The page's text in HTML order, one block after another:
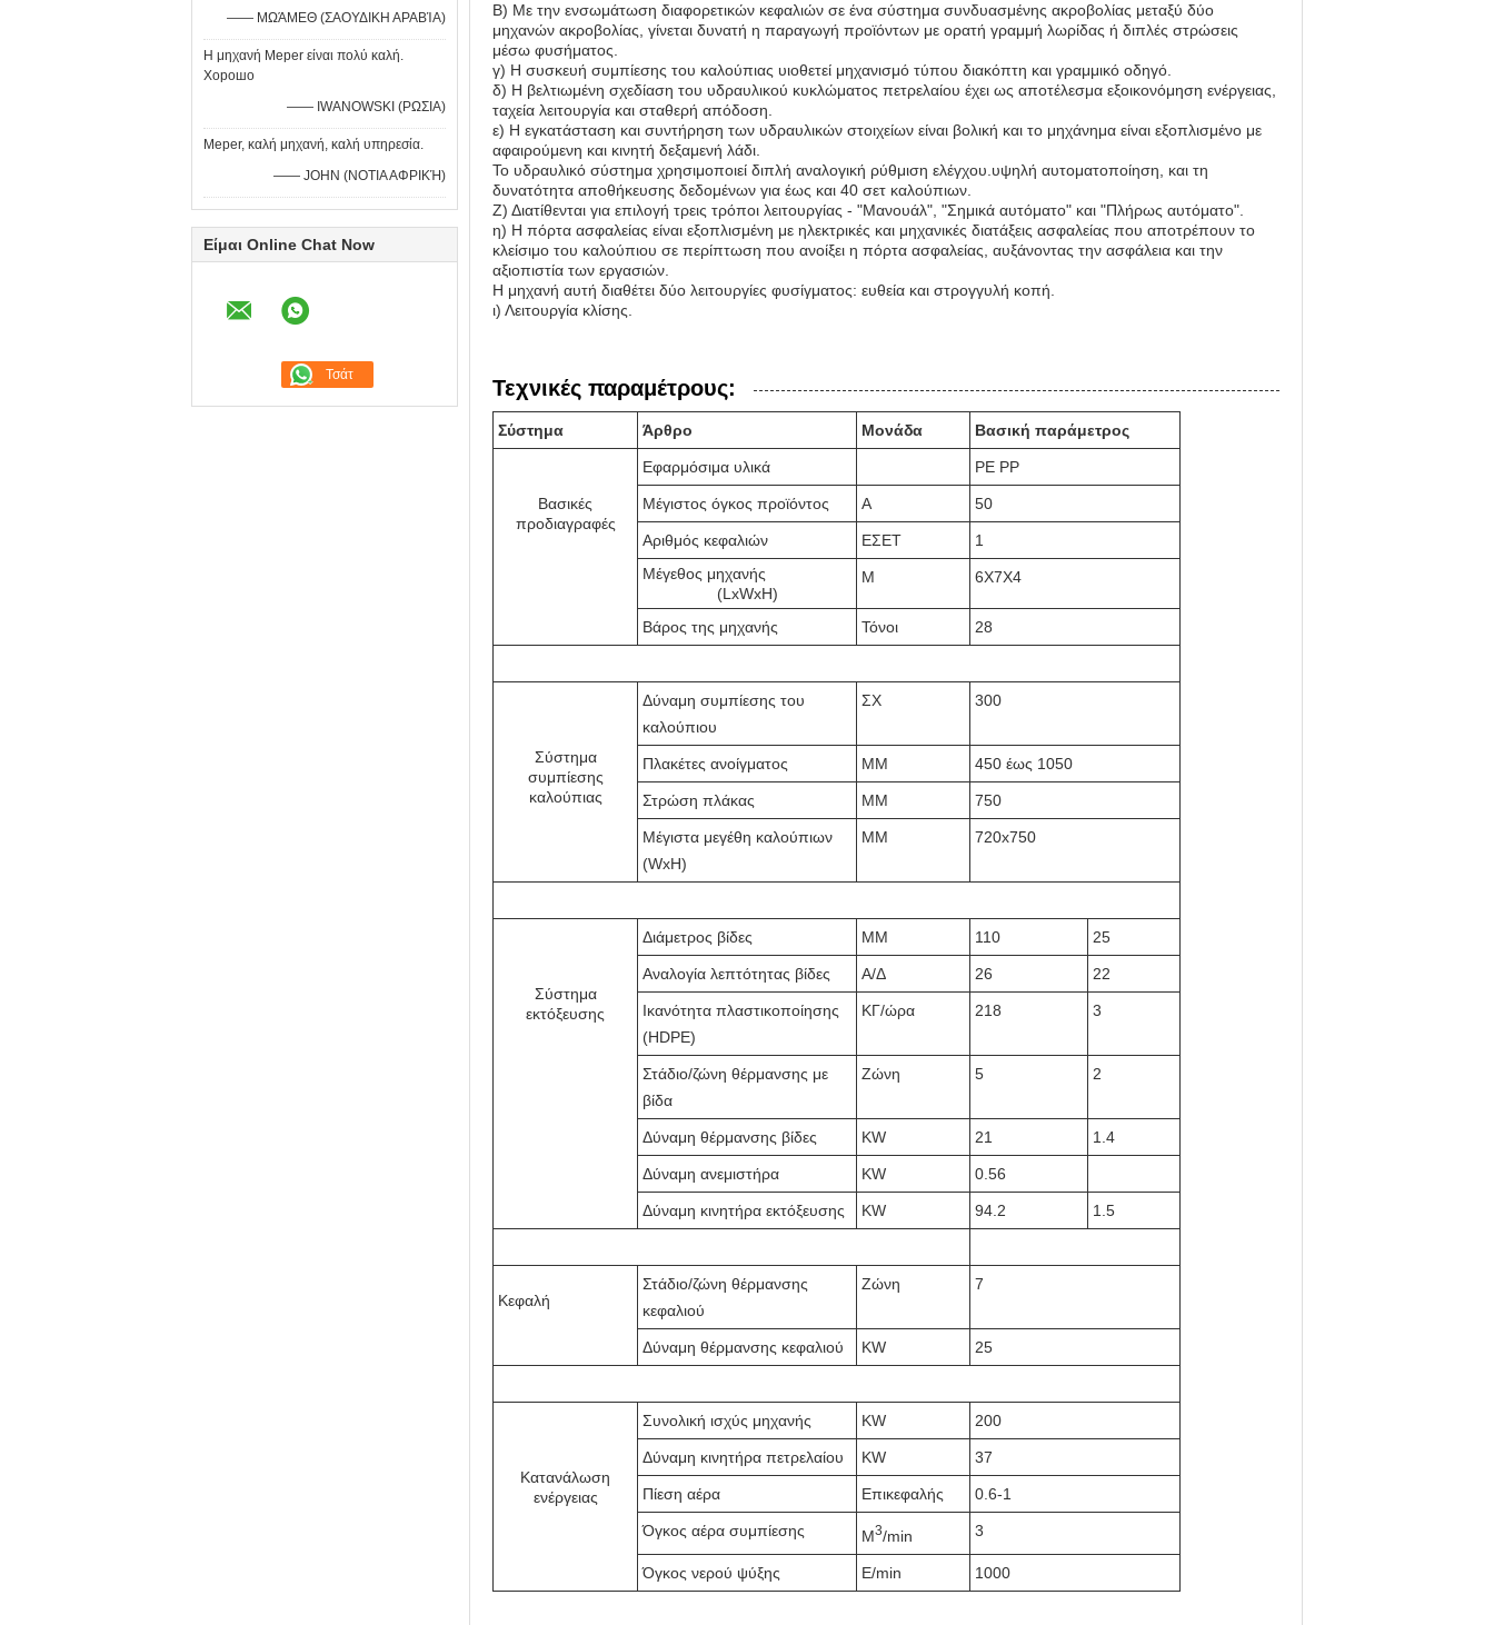
—— ΜΩΆΜΕΘ (ΣΑΟΥΔΙΚΗ ΑΡΑΒΊΑ)
Η μηχανή Meper είναι πολύ καλή.
Хорошо
—— IWANOWSKI (ΡΩΣΙΑ)
Meper, καλή μηχανή, καλή υπηρεσία.
—— JOHN (ΝΟΤΙΑ ΑΦΡΙΚΉ)
Είμαι Online Chat Now
Β) Με την ενσωμάτωση διαφορετικών κεφαλιών σε ένα σύστημα συνδυασμένης ακροβολίας μεταξύ δύο
μηχανών ακροβολίας, γίνεται δυνατή η παραγωγή προϊόντων με ορατή γραμμή λωρίδας ή διπλές στρώσεις
μέσω φυσήματος.
γ) Η συσκευή συμπίεσης του καλούπιας υιοθετεί μηχανισμό τύπου διακόπτη και γραμμικό οδηγό.
δ) Η βελτιωμένη σχεδίαση του υδραυλικού κυκλώματος πετρελαίου έχει ως αποτέλεσμα εξοικονόμηση ενέργειας,
ταχεία λειτουργία και σταθερή απόδοση.
ε) Η εγκατάσταση και συντήρηση των υδραυλικών στοιχείων είναι βολική και το μηχάνημα είναι εξοπλισμένο με
αφαιρούμενη και κινητή δεξαμενή λάδι.
Το υδραυλικό σύστημα χρησιμοποιεί διπλή αναλογική ρύθμιση ελέγχου.υψηλή αυτοματοποίηση, και τη
δυνατότητα αποθήκευσης δεδομένων για έως και 40 σετ καλούπιων.
Ζ) Διατίθενται για επιλογή τρεις τρόποι λειτουργίας - "Μανουάλ", "Σημικά αυτόματο" και "Πλήρως αυτόματο".
η) Η πόρτα ασφαλείας είναι εξοπλισμένη με ηλεκτρικές και μηχανικές διατάξεις ασφαλείας που αποτρέπουν το
κλείσιμο του καλούπιου σε περίπτωση που ανοίξει η πόρτα ασφαλείας, αυξάνοντας την ασφάλεια και την
αξιοπιστία των εργασιών.
Η μηχανή αυτή διαθέτει δύο λειτουργίες φυσίγματος: ευθεία και στρογγυλή κοπή.
ι) Λειτουργία κλίσης.
Τεχνικές παραμέτρους:
Σύστημα Άρθρο Μονάδα Βασική παράμετρος
Βασικές
προδιαγραφές
Εφαρμόσιμα υλικά PE PP
Μέγιστος όγκος προϊόντος Α 50
Αριθμός κεφαλιών ΕΣΕΤ
1
Μέγεθος μηχανής
(LxWxH)
Μ 6X7X4
Βάρος της μηχανής Τόνοι 28
Σύστημα
συμπίεσης
καλούπιας
Δύναμη συμπίεσης του
καλούπιου
ΣΧ 300
Πλακέτες ανοίγματος ΜΜ 450 έως 1050
Στρώση πλάκας ΜΜ 750
Μέγιστα μεγέθη καλούπιων
(WxH)
ΜΜ 720x750
Σύστημα
εκτόξευσης
Διάμετρος βίδες ΜΜ 110 25
Αναλογία λεπτότητας βίδες Α/Δ 26 22
Ικανότητα πλαστικοποίησης
(HDPE)
ΚΓ/ώρα 218 3
Στάδιο/ζώνη θέρμανσης με
βίδα
Ζώνη 5 2
Δύναμη θέρμανσης βίδες KW 21 1.4
Δύναμη ανεμιστήρα KW 0.56
Δύναμη κινητήρα εκτόξευσης KW 94.2 1.5
Κεφαλή
Στάδιο/ζώνη θέρμανσης
κεφαλιού
Ζώνη 7
Δύναμη θέρμανσης κεφαλιού KW 25
Κατανάλωση
ενέργειας
Συνολική ισχύς μηχανής KW 200
Δύναμη κινητήρα πετρελαίου KW 37
Πίεση αέρα Επικεφαλής 0.6-1
Όγκος αέρα συμπίεσης Μ3/min 3
Όγκος νερού ψύξης Ε/min 1000